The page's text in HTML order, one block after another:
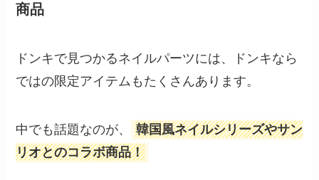
商品
ドンキで見つかるネイルパーツには、ドンキなら
ではの限定アイテムもたくさんあります。
中でも話題なのが、
韓国風ネイルシリーズやサン
リオとのコラボ商品！